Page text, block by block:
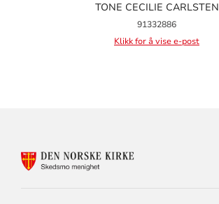
TONE CECILIE CARLSTEN
91332886
Klikk for å vise e-post